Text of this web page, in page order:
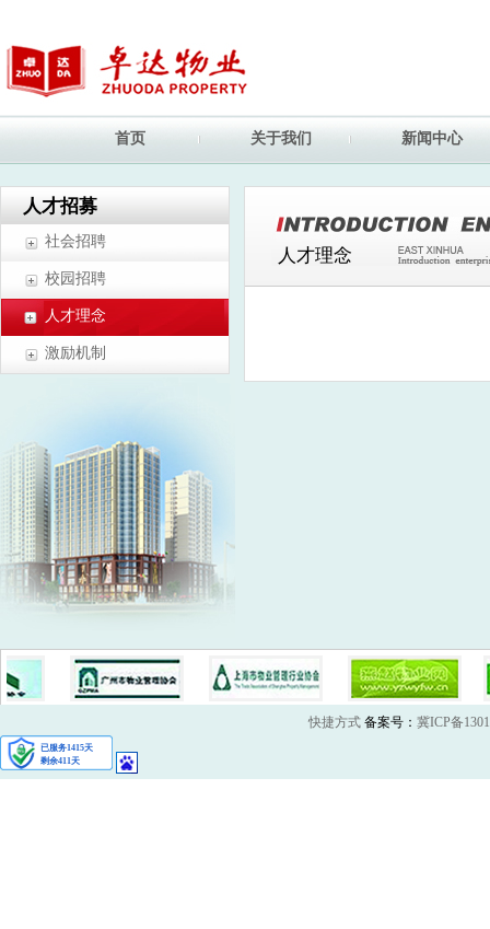
首页 关于我们 新闻中心
人才招募
社会招聘
校园招聘
人才理念
激励机制
人才理念
快捷方式 备案号：冀ICP备